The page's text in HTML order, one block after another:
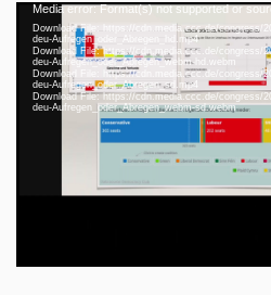
Video
Player
Media error: Format(s) not supported or
Download File: https://cdn.media.ccc.de/congress/
deu-Aufregen_oder_Abregen_hd.mp4
Download File: https://cdn.media.ccc.de/congress/
deu-Aufregen_oder_Abregen_webm-hd.webm
Download File: https://cdn.media.ccc.de/congress/
deu-Aufregen_oder_Abregen_sd.mp4
Download File: https://cdn.media.ccc.de/congress/
deu-Aufregen_oder_Abregen_webm-sd.webm